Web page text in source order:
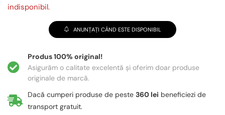
indisponibil.
ANUNȚAȚI CÂND ESTE DISPONIBIL
Produs 100% original!
Asigurăm o calitate excelentă și oferim doar produse
originale de marcă.
Dacă cumperi produse de peste 360 lei beneficiezi de
transport gratuit.